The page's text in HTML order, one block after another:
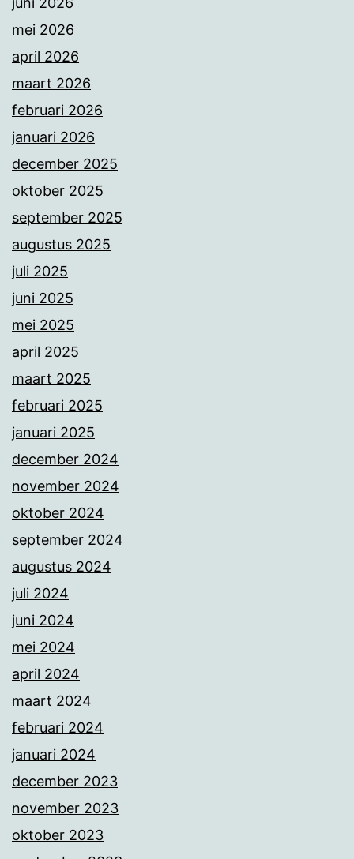
mei 2026
april 2026
maart 2026
februari 2026
januari 2026
december 2025
oktober 2025
september 2025
augustus 2025
juli 2025
juni 2025
mei 2025
april 2025
maart 2025
februari 2025
januari 2025
december 2024
november 2024
oktober 2024
september 2024
augustus 2024
juli 2024
juni 2024
mei 2024
april 2024
maart 2024
februari 2024
januari 2024
december 2023
november 2023
oktober 2023